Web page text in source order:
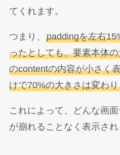
てくれます。
つまり、 paddingを左右
ったとしても、要素本体
のcontentの内容が小さく
けで70%の大きさは変わ
これによって、どんな画
が崩れることなく表示され